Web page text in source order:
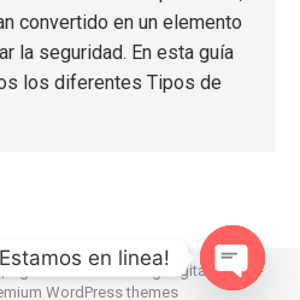
convertido en un elemento
la seguridad. En esta guía
los diferentes Tipos de
|Agencia de Marketing Digital Dream-
WordPress themes
Estamos en linea!